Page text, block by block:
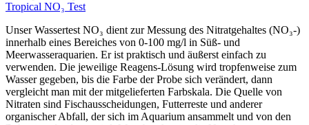
Tropical NO₃ Test
Unser Wassertest NO₃ dient zur Messung des Nitratgehaltes (NO₃-)
innerhalb eines Bereiches von 0-100 mg/l in Süß- und
Meerwasseraquarien. Er ist praktisch und äußerst einfach zu
verwenden. Die jeweilige Reagens-Lösung wird tropfenweise zum
Wasser gegeben, bis die Farbe der Probe sich verändert, dann
vergleicht man mit der mitgelieferten Farbskala. Die Quelle von
Nitraten sind Fischausscheidungen, Futterreste und anderer
organischer Abfall, der sich im Aquarium ansammelt und von den